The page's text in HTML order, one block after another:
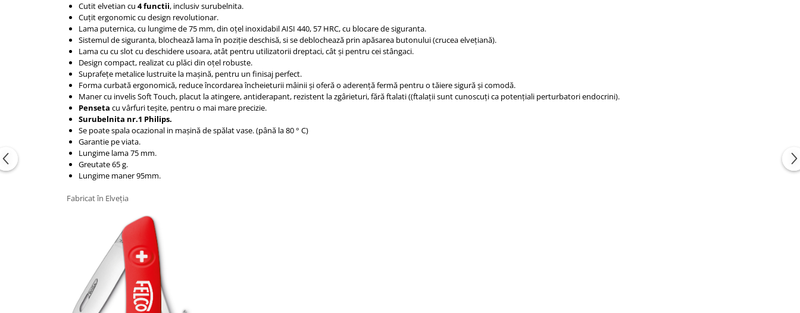
Cutit elvetian cu 4 functii, inclusiv surubelnita.
Cuțit ergonomic cu design revolutionar.
Lama puternica, cu lungime de 75 mm, din oțel inoxidabil AISI 440, 57 HRC, cu blocare de siguranta.
Sistemul de siguranta, blochează lama în poziție deschisă, si se deblochează prin apăsarea butonului (crucea elvețiană).
Lama cu cu slot cu deschidere usoara, atât pentru utilizatorii dreptaci, cât și pentru cei stângaci.
Design compact, realizat cu plăci din oțel robuste.
Suprafețe metalice lustruite la mașină, pentru un finisaj perfect.
Forma curbată ergonomică, reduce încordarea încheieturii mâinii și oferă o aderență fermă pentru o tăiere sigură și comodă.
Maner cu invelis Soft Touch, placut la atingere, antiderapant, rezistent la zgârieturi, fără ftalati ((ftalații sunt cunoscuți ca potențiali perturbatori endocrini).
Penseta cu vârfuri teșite, pentru o mai mare precizie.
Surubelnita nr.1 Philips.
Se poate spala ocazional in mașină de spălat vase. (până la 80 ° C)
Garantie pe viata.
Lungime lama 75 mm.
Greutate 65 g.
Lungime maner 95mm.​
Fabricat în Elveția